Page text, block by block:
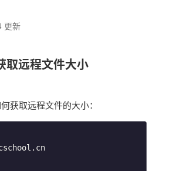
更新
取远程文件大小
获取远程文件的大小：